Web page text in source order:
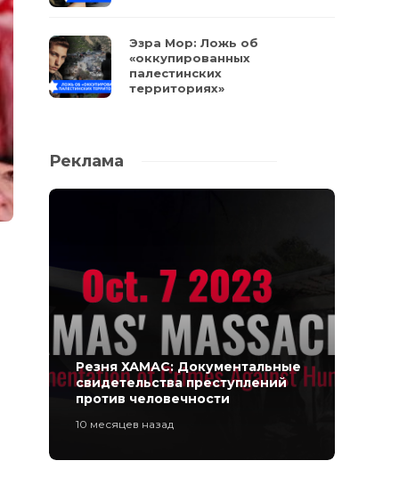
Эзра Мор: Ложь об
«оккупированных
палестинских
территориях»
Реклама
Резня ХАМАС: Документальные
свидетельства преступлений
против человечности
10 месяцев назад